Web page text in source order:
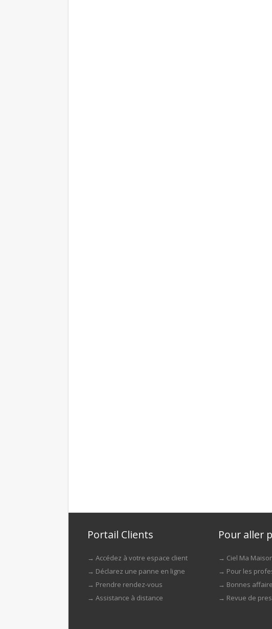
Portail Clients
→Accédez à votre espace client
→ Déclarez une panne en ligne
→ Prendre rendez-vous
→Assistance à distance
Pour aller
→ Ciel Ma
→ Pour les
→ Bonnes
→ Revue de